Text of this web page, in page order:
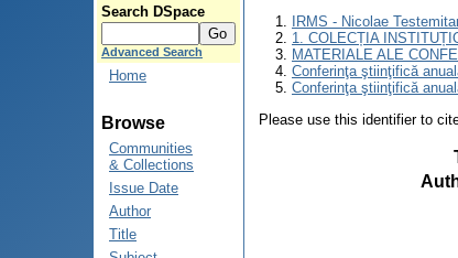
Search DSpace
Advanced Search
Home
Browse
Communities
& Collections
Issue Date
Author
Title
IRMS - Nicolae
1. COLECȚIA
MATERIALE ALE
Conferinţa ştiinţifică
Conferinţa ştiinţifică
Please use this identifier to